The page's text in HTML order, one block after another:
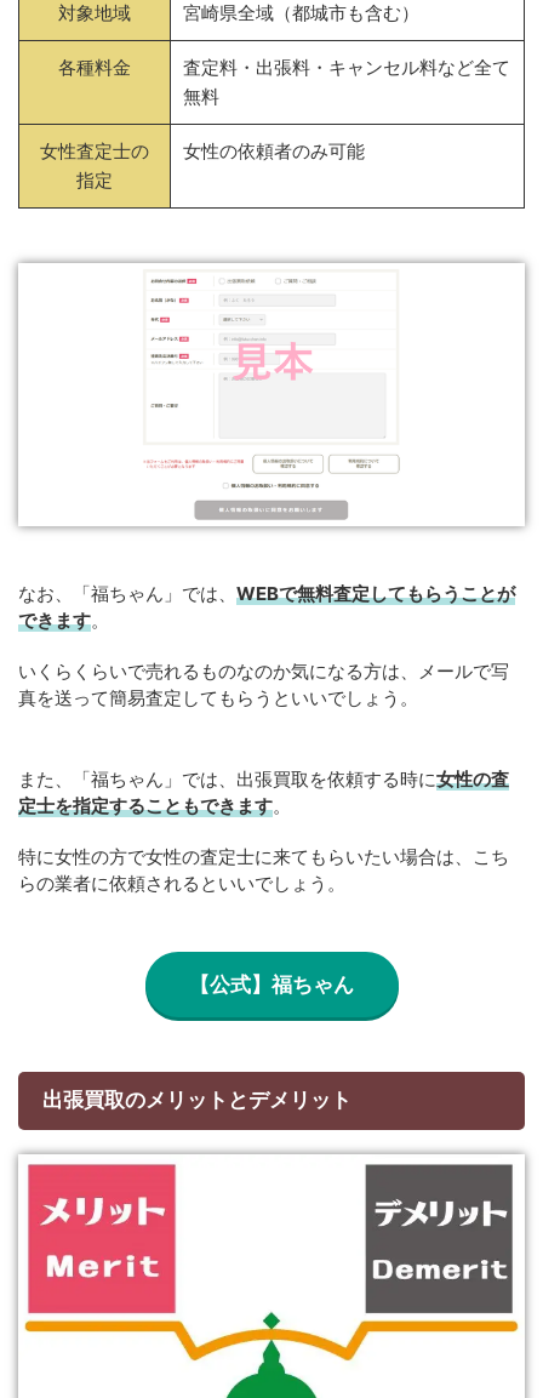
対象地域 宮崎県全域（都城市も含む）
各種料金
査定料・出張料・キャンセル料など全て
無料
女性査定士の
指定
女性の依頼者のみ可能
なお、「福ちゃん」では、 WEBで無料査定してもらうことが
できます。
いくらくらいで売れるものなのか気になる方は、メールで写
真を送って簡易査定してもらうといいでしょう。
また、「福ちゃん」では、出張買取を依頼する時に女性の査
定士を指定することもできます。
特に女性の方で女性の査定士に来てもらいたい場合は、こち
らの業者に依頼されるといいでしょう。
【公式】福ちゃん
出張買取のメリットとデメリット